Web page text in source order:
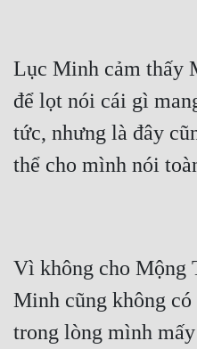
Lục Minh cảm thấy
để lọt nói cái gì
tức, nhưng là đây
thể cho mình nói
Vì không cho Mộng
Minh cũng không
trong lòng mình